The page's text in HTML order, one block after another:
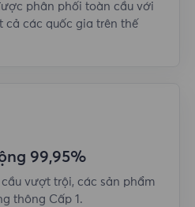
phân phối toàn cầu với
cả các quốc gia trên thế
99,95%
vượt trội, các sản phẩm
thông Cấp 1.